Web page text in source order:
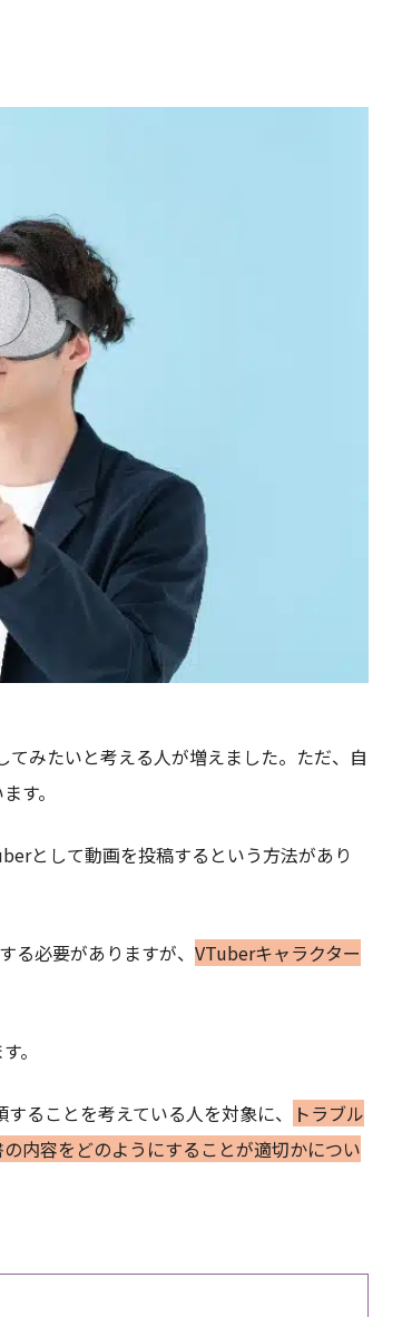
みたいと考える人が増えました。ただ、自
す。
として動画を投稿するという方法があり
必要がありますが、 VTuberキャラクター
。
ることを考えている人を対象に、
トラブル
内容をどのようにすることが適切かについ